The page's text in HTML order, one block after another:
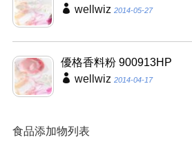
wellwiz 2014-05-27
優格香料粉 900913HP
wellwiz 2014-04-17
食品添加物列表